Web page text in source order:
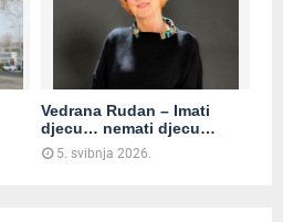
Vedrana Rudan – Imati
djecu… nemati djecu…
5. svibnja 2026.